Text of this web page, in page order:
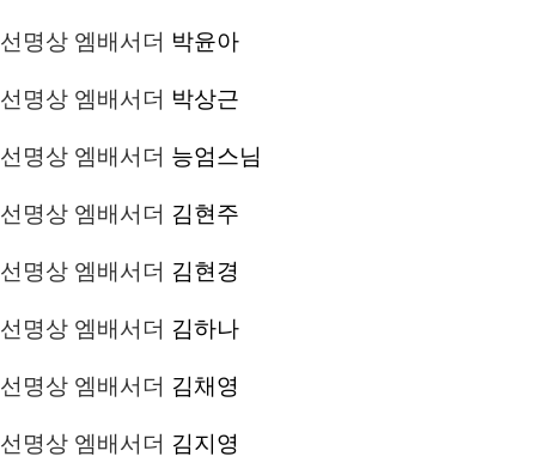
선명상 엠배서더 박윤아
선명상 엠배서더 박상근
선명상 엠배서더 능엄스님
선명상 엠배서더 김현주
선명상 엠배서더 김현경
선명상 엠배서더 김하나
선명상 엠배서더 김채영
선명상 엠배서더 김지영